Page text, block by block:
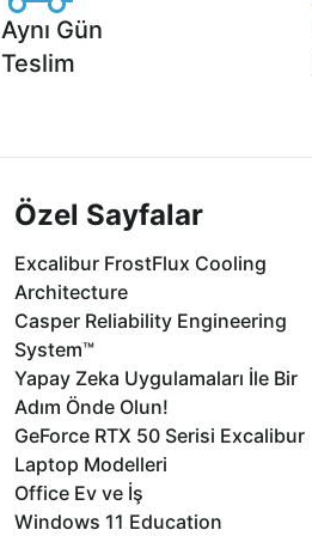
Aynı Gün
Teslim
Özel Sayfalar
Excalibur FrostFlux Cooling
Architecture
Casper Reliability Engineering
System™
Yapay Zeka Uygulamaları İle Bir
Adım Önde Olun!
GeForce RTX 50 Serisi Excalibur
Laptop Modelleri
Office Ev ve İş
Windows 11 Education